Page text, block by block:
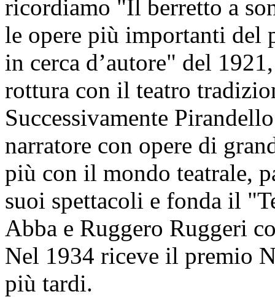
ricordiamo "Il berretto a
le opere più importanti del
in cerca d’autore" del
rottura con il teatro
Successivamente
narratore con opere di
più con il mondo teatrale,
suoi spettacoli e fonda il
Abba e Ruggero Ruggeri
Nel 1934 riceve il premio
più tardi.